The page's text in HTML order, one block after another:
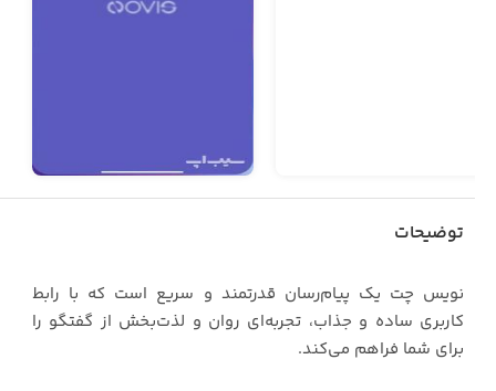
توضیحات
نویس‌ چت یک پیام‌رسان قدرتمند و سریع است که با رابط
کاربری ساده و جذاب، تجربه‌ای روان و لذت‌بخش از گفتگو را
برای شما فراهم می‌کند.